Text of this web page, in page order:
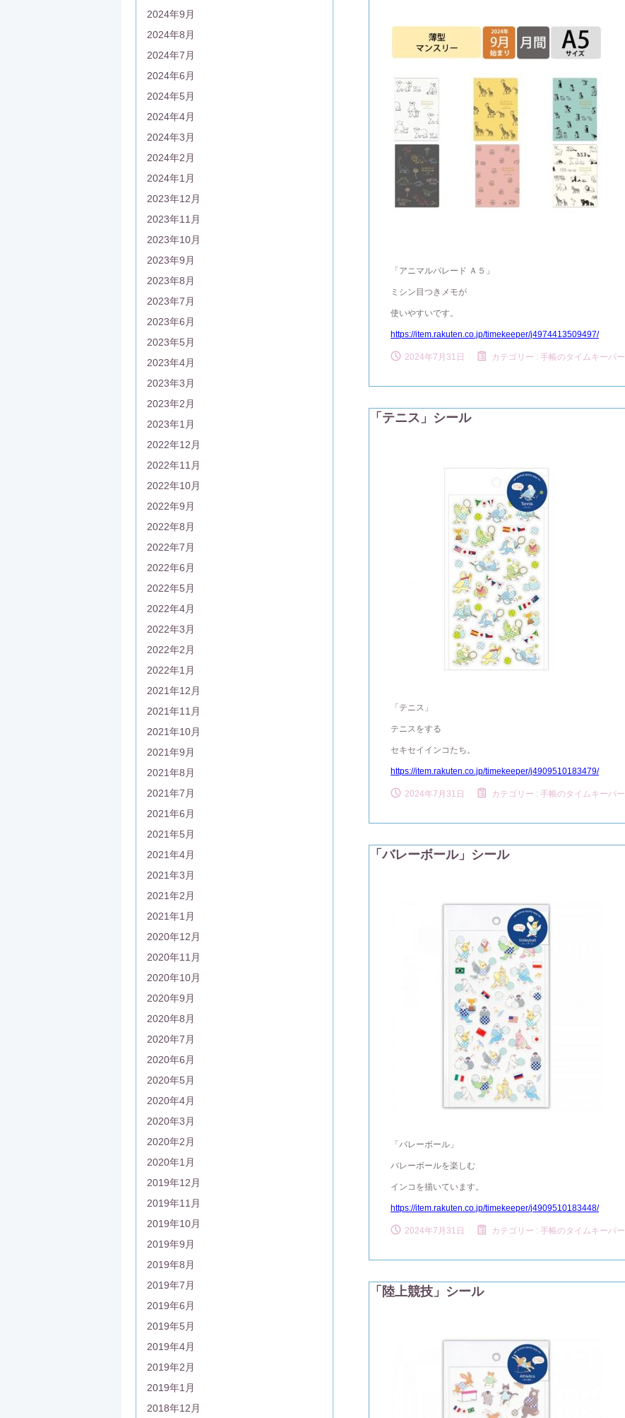
「アニマルパレード Ａ５」
ミシン目つきメモが
使いやすいです。
https://item.rakuten.co.jp/timekeeper/j4974413509497/
2024年7月31日 カテゴリー : 手帳のタイムキーパー
「テニス」シール
「テニス」
テニスをする
セキセイインコたち。
https://item.rakuten.co.jp/timekeeper/j4909510183479/
2024年7月31日 カテゴリー : 手帳のタイムキーパー
「バレーボール」シール
「バレーボール」
バレーボールを楽しむ
インコを描いています。
https://item.rakuten.co.jp/timekeeper/j4909510183448/
2024年7月31日 カテゴリー : 手帳のタイムキーパー
「陸上競技」シール
2024年9月
2024年8月
2024年7月
2024年6月
2024年5月
2024年4月
2024年3月
2024年2月
2024年1月
2023年12月
2023年11月
2023年10月
2023年9月
2023年8月
2023年7月
2023年6月
2023年5月
2023年4月
2023年3月
2023年2月
2023年1月
2022年12月
2022年11月
2022年10月
2022年9月
2022年8月
2022年7月
2022年6月
2022年5月
2022年4月
2022年3月
2022年2月
2022年1月
2021年12月
2021年11月
2021年10月
2021年9月
2021年8月
2021年7月
2021年6月
2021年5月
2021年4月
2021年3月
2021年2月
2021年1月
2020年12月
2020年11月
2020年10月
2020年9月
2020年8月
2020年7月
2020年6月
2020年5月
2020年4月
2020年3月
2020年2月
2020年1月
2019年12月
2019年11月
2019年10月
2019年9月
2019年8月
2019年7月
2019年6月
2019年5月
2019年4月
2019年2月
2019年1月
2018年12月